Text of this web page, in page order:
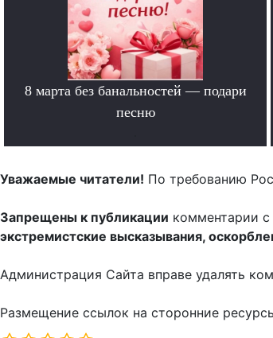
8 марта без банальностей — подари
песню
Уважаемые читатели! По требованию
Запрещены к публикации комментарии с
экстремистские высказывания,
Администрация Сайта вправе удалять
Размещение ссылок на сторонние